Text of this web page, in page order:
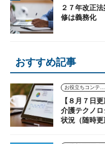
２７年改正
修は義務化
おすすめ記事
【８月７日
介護テクノ
状況（随時更